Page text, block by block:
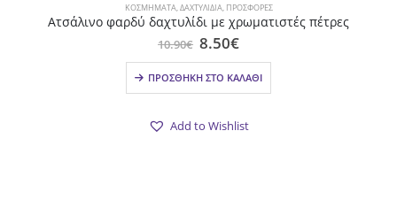
ΚΟΣΜΉΜΑΤΑ,ΔΑΧΤΥΛΊΔΙΑ, ΠΡΟΣΦΟΡΕΣ
Ατσάλινο φαρδύ δαχτυλίδι με χρωματιστές πέτρες
10.90€ Original
price
was:
10.90€.
8.50€Η
τρέχουσα
τιμή
είναι:
8.50€.
ΠΡΟΣΘΉΚΗ ΣΤΟ ΚΑΛΆΘΙ
Add to Wishlist